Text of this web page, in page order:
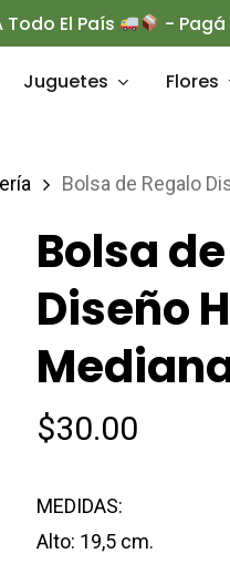
El País - Pagá
Juguetes Flores
Bolsa de Regalo
Bolsa
Diseño
$30.00
MEDIDAS:
Alto: 19,5 cm.